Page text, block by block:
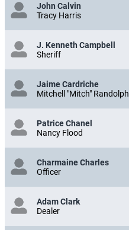
John Calvin
Tracy Harris
J. Kenneth Campbell
Sheriff
Jaime Cardriche
Mitchell "Mitch" Randolph
Patrice Chanel
Nancy Flood
Charmaine Charles
Officer
Adam Clark
Dealer